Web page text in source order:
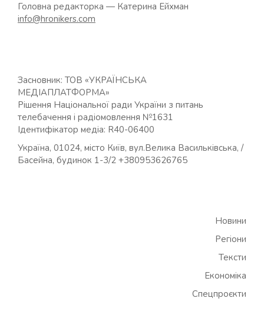
Головна редакторка — Катерина Ейхман
info@hronikers.com
Засновник: ТОВ «УКРАЇНСЬКА
МЕДІАПЛАТФОРМА»
Рішення Національної ради України з питань
телебачення і радіомовлення №1631
Ідентифікатор медіа: R40-06400
Україна, 01024, місто Київ, вул.Велика Васильківська, /
Басейна, будинок 1-3/2 +380953626765
Новини
Регіони
Тексти
Економіка
Спецпроєкти